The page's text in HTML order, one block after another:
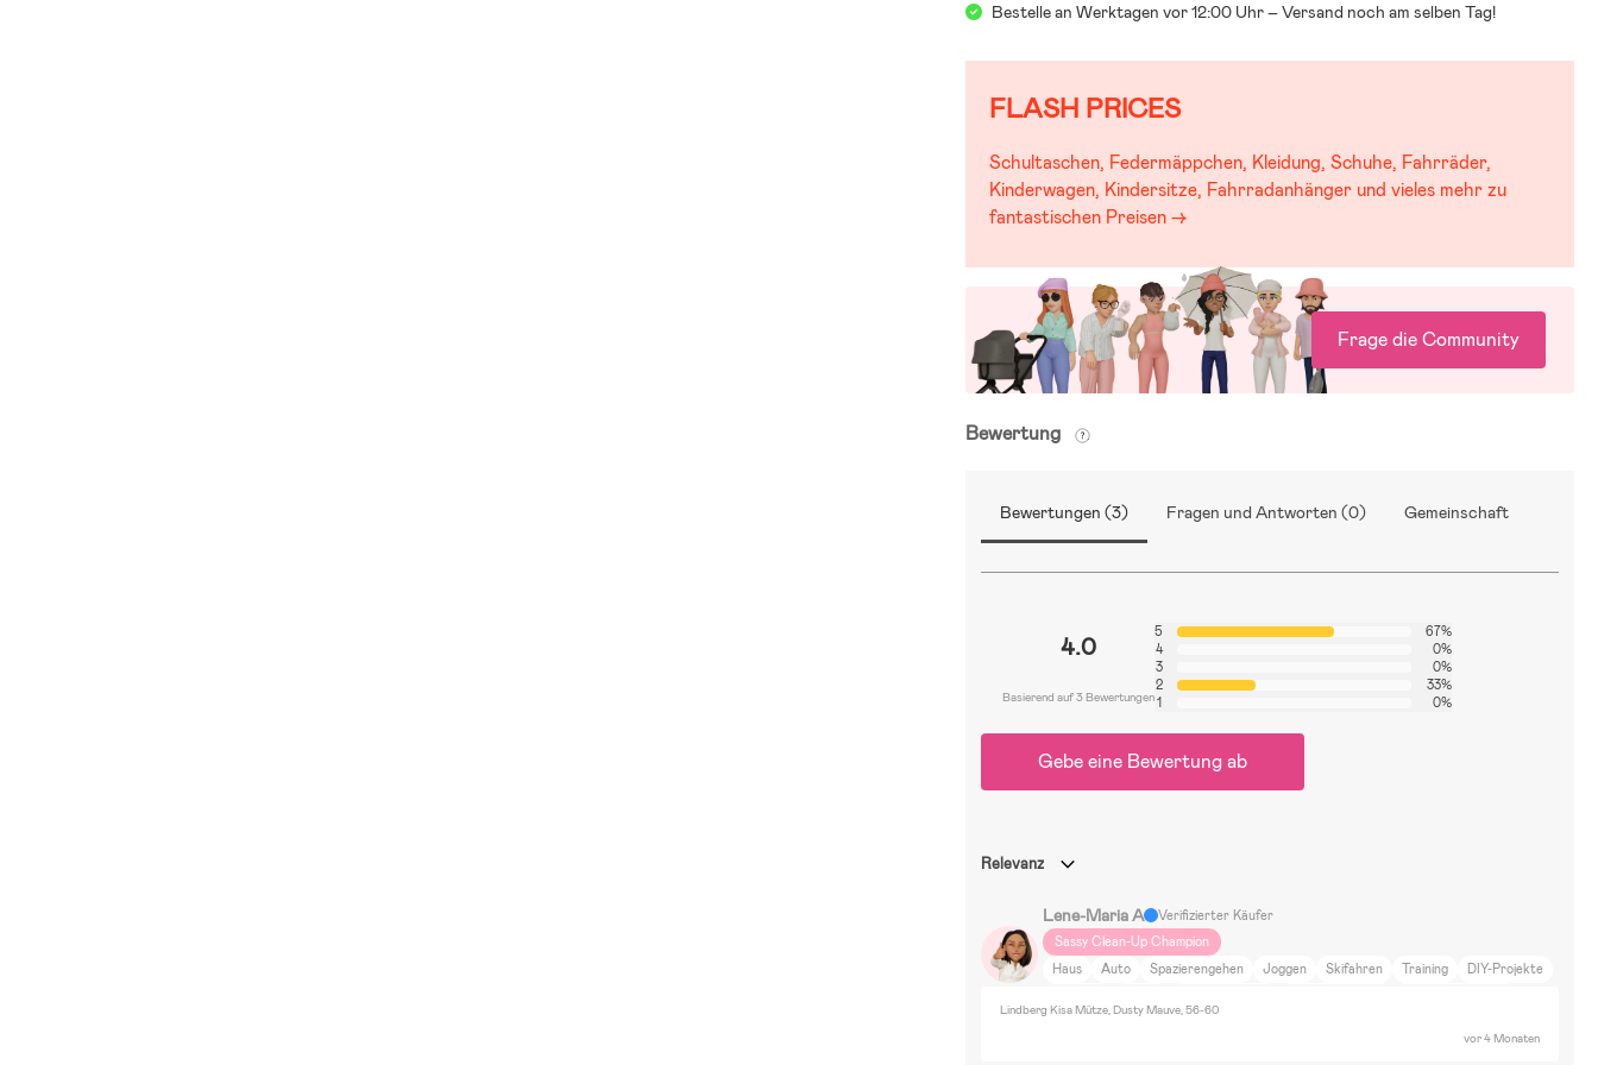
Bestelle an Werktagen vor 12:00 Uhr – Versand noch am selben Tag!
FLASH PRICES
Schultaschen, Federmäppchen, Kleidung, Schuhe, Fahrräder,
Kinderwagen, Kindersitze, Fahrradanhänger und vieles mehr zu
fantastischen Preisen →
Frage die Community
Bewertung
Bewertungen (3) Fragen und Antworten (0) Gemeinschaft
4.0
Basierend auf 3 Bewertungen
5
67%
4
0%
3
0%
2
33%
1
0%
Gebe eine Bewertung ab
Relevanz
Lene-Maria A
Verifizierter Käufer
Sassy Clean-Up Champion
Haus
Auto Spazierengehen Joggen Skifahren Training
DIY-Projekte
Lindberg Kisa Mütze, Dusty Mauve, 56-60
vor 4 Monaten